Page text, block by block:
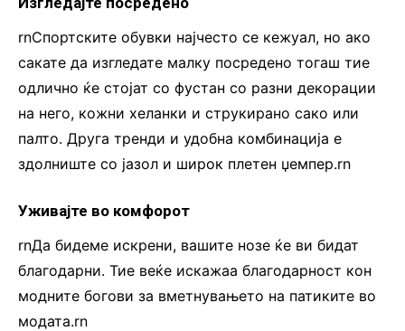
rnСпортските обувки најчесто се кежуал, но ако
сакате да изгледате малку посредено тогаш тие
одлично ќе стојат со фустан со разни декорации
на него, кожни хеланки и струкирано сако или
палто. Друга тренди и удобна комбинација е
здолниште со јазол и широк плетен џемпер.rn
Уживајте во комфорот
rnДа бидеме искрени, вашите нозе ќе ви бидат
благодарни. Тие веќе искажаа благодарност кон
модните богови за вметнувањето на патиките во
модата.rn